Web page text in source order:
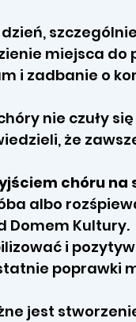
miejsca do
i zadbanie o
nie czuły
że
chóru na
albo
Domem Kultury.
i
poprawki
jest